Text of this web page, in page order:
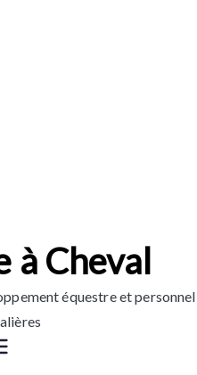
à Cheval
équestre et personnel